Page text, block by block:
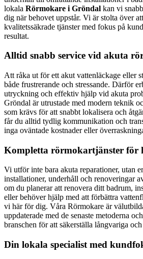
lokala Rörmokare i Gröndal kan vi
dig när behovet uppstår. Vi är stolta över
kvalitetssäkrade tjänster med fokus på
resultat.
Alltid snabb service vid akuta
Att råka ut för ett akut vattenläckage eller
både frustrerande och stressande. Därför
utryckning och effektiv hjälp vid akuta
Gröndal är utrustade med modern teknik
som krävs för att snabbt lokalisera och
får du alltid tydlig kommunikation och
inga oväntade kostnader eller
Kompletta rörmokartjänster för
Vi utför inte bara akuta reparationer, utan
installationer, underhåll och renoveringar
om du planerar att renovera ditt badrum,
eller behöver hjälp med att förbättra
vi här för dig. Våra Rörmokare är
uppdaterade med de senaste metoderna
branschen för att säkerställa långvariga
Din lokala specialist med